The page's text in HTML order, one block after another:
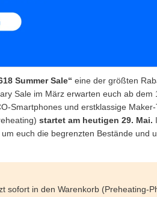
Summer Sale“ eine der größten
Sale im März erwarten euch ab dem
Smartphones und erstklassige Maker-
startet am heutigen 29. Mai.
euch die begrenzten Bestände und
sofort in den Warenkorb (Preheating-